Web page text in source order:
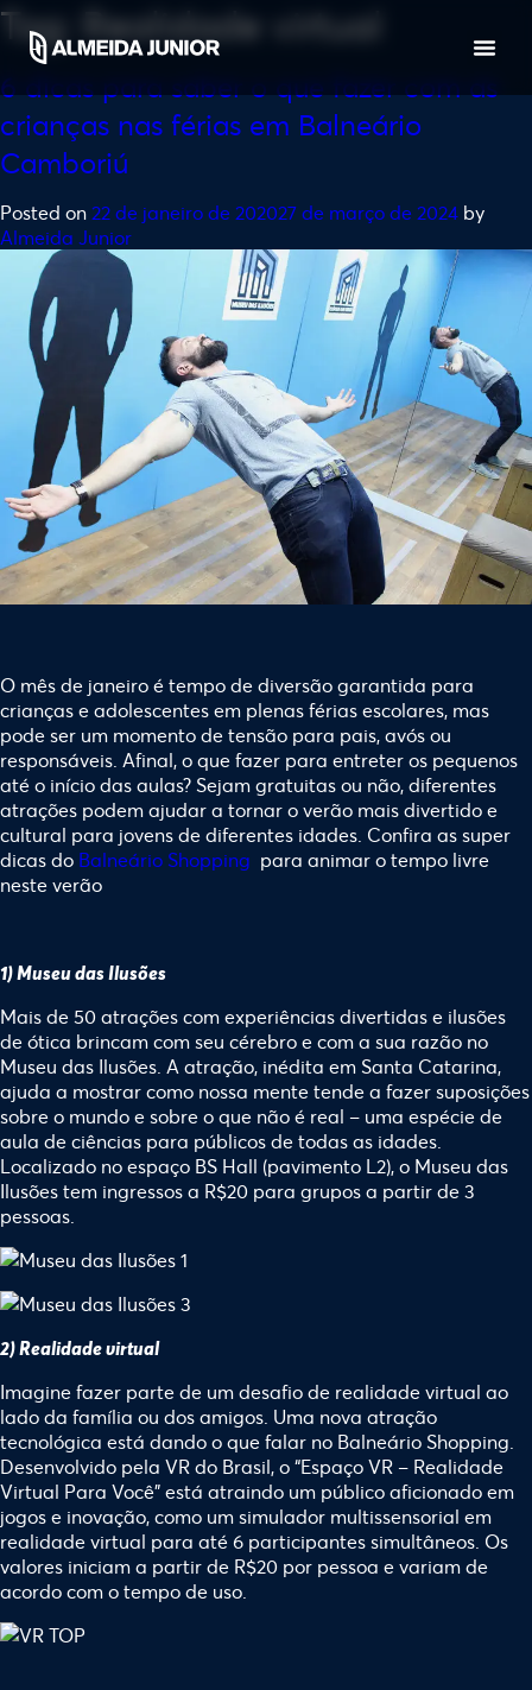
Tag: Realidade virtual
6 dicas para saber o que fazer com as
crianças nas férias em Balneário
Camboriú
Posted on22 de janeiro de 202027 de março de 2024 by
Almeida Junior
O mês de janeiro é tempo de diversão garantida para
crianças e adolescentes em plenas férias escolares, mas
pode ser um momento de tensão para pais, avós ou
responsáveis. Afinal, o que fazer para entreter os pequenos
até o início das aulas? Sejam gratuitas ou não, diferentes
atrações podem ajudar a tornar o verão mais divertido e
cultural para jovens de diferentes idades. Confira as super
dicas do Balneário Shopping para animar o tempo livre
neste verão
1) Museu das Ilusões
Mais de 50 atrações com experiências divertidas e ilusões
de ótica brincam com seu cérebro e com a sua razão no
Museu das Ilusões. A atração, inédita em Santa Catarina,
ajuda a mostrar como nossa mente tende a fazer suposições
sobre o mundo e sobre o que não é real – uma espécie de
aula de ciências para públicos de todas as idades.
Localizado no espaço BS Hall (pavimento L2), o Museu das
Ilusões tem ingressos a R$20 para grupos a partir de 3
pessoas.
2) Realidade virtual
Imagine fazer parte de um desafio de realidade virtual ao
lado da família ou dos amigos. Uma nova atração
tecnológica está dando o que falar no Balneário Shopping.
Desenvolvido pela VR do Brasil, o “Espaço VR – Realidade
Virtual Para Você” está atraindo um público aficionado em
jogos e inovação, como um simulador multissensorial em
realidade virtual para até 6 participantes simultâneos. Os
valores iniciam a partir de R$20 por pessoa e variam de
acordo com o tempo de uso.